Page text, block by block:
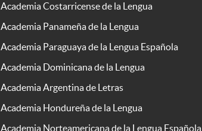
Academia Costarricense de la Lengua
Academia Panameña de la Lengua
Academia Paraguaya de la Lengua Española
Academia Dominicana de la Lengua
Academia Argentina de Letras
Academia Hondureña de la Lengua
Academia Norteamericana de la Lengua Española